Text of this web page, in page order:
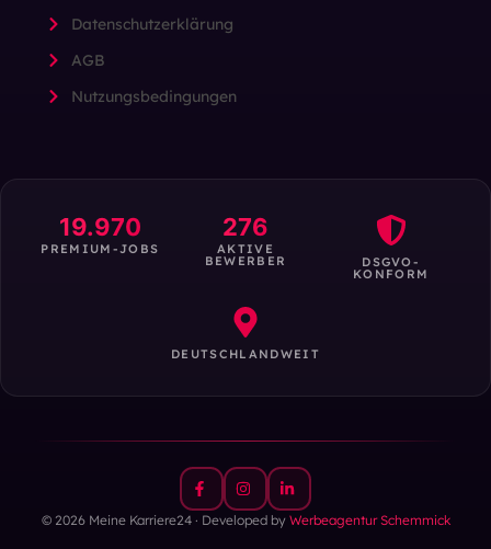
Datenschutzerklärung
AGB
Nutzungsbedingungen
19.970
PREMIUM-JOBS
276
AKTIVE
BEWERBER DSGVO-
KONFORM
DEUTSCHLANDWEIT
© 2026 Meine Karriere24 · Developed by Werbeagentur Schemmick